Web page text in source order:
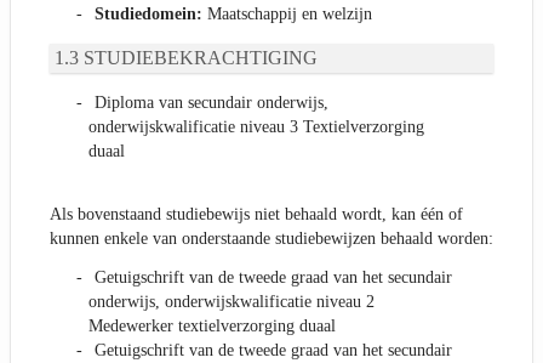
Studiedomein: Maatschappij en welzijn
STUDIEBEKRACHTIGING
Diploma van secundair onderwijs,
onderwijskwalificatie niveau 3 Textielverzorging
duaal
Als bovenstaand studiebewijs niet behaald wordt, kan één of
kunnen enkele van onderstaande studiebewijzen behaald worden:
Getuigschrift van de tweede graad van het secundair
onderwijs, onderwijskwalificatie niveau 2
Medewerker textielverzorging duaal
Getuigschrift van de tweede graad van het secundair